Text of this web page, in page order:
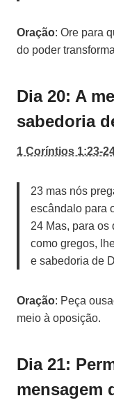
Oração: Ore para
do poder
Dia 20: A
sabedoria
1 Coríntios 1:23-
23 mas nós
escândalo para
24 Mas, para os
como gregos,
e sabedoria de
Oração: Peça
meio à oposição.
Dia 21:
mensagem